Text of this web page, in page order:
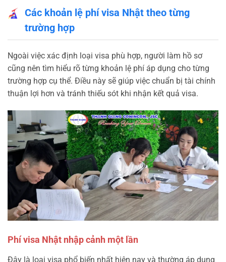
Các khoản lệ phí visa Nhật theo từng
trường hợp
Ngoài việc xác định loại visa phù hợp, người làm hồ sơ
cũng nên tìm hiểu rõ từng khoản lệ phí áp dụng cho từng
trường hợp cụ thể. Điều này sẽ giúp việc chuẩn bị tài chính
thuận lợi hơn và tránh thiếu sót khi nhận kết quả visa.
Phí visa Nhật nhập cảnh một lần
Đây là loại visa phổ biến nhất hiện nay và thường áp dụng